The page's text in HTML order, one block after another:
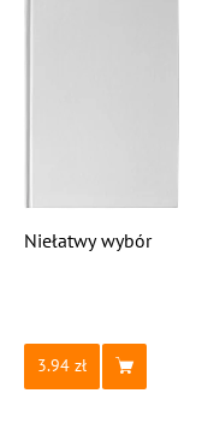
Niełatwy wybór
3.94